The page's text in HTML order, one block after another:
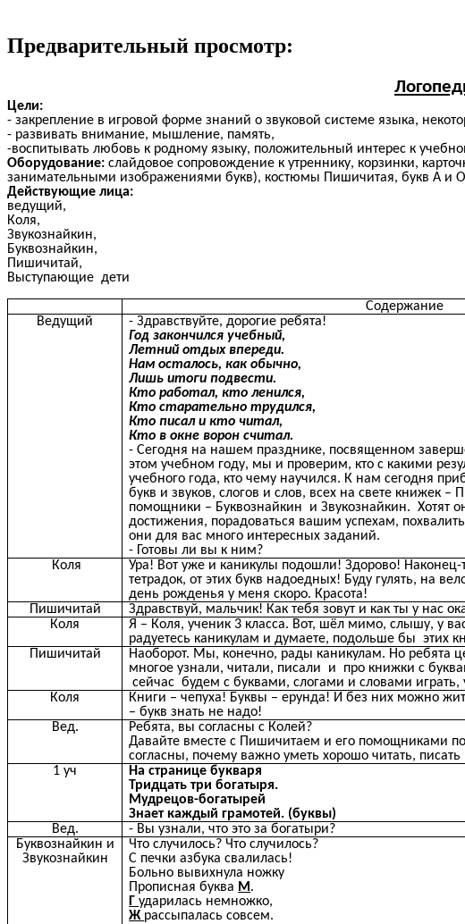
Предварительный просмотр:
Цели:
- закрепление в игровой форме знаний о звуковой системе языка,
- развивать внимание, мышление, память,
-воспитывать любовь к родному языку, положительный интерес к
Оборудование: слайдовое сопровождение к утреннику, корзинки,
занимательными изображениями букв), костюмы Пишичитая, букв А и
Действующие лица:
ведущий,
Коля,
Звукознайкин,
Буквознайкин,
Пишичитай,
Выступающие дети
Содержание
Ведущий
- Здравствуйте, дорогие ребята!
Год закончился учебный,
Летний отдых впереди.
Нам осталось, как обычно,
Лишь итоги подвести.
Кто работал, кто ленился,
Кто старательно трудился,
Кто писал и кто читал,
Кто в окне ворон считал.
- Сегодня на нашем празднике, посвященном
этом учебном году, мы и проверим, кто с какими
учебного года, кто чему научился. К нам сегодня
букв и звуков, слогов и слов, всех на свете книжек
помощники – Буквознайкин и Звукознайкин. Хотят
достижения, порадоваться вашим успехам, похвалить
они для вас много интересных заданий.
- Готовы ли вы к ним?
Коля
Ура! Вот уже и каникулы подошли! Здорово! Наконец-
тетрадок, от этих букв надоедных! Буду гулять, на
день рожденья у меня скоро. Красота!
Пишичитай
Здравствуй, мальчик! Как тебя зовут и как ты у нас
Коля
Я – Коля, ученик 3 класса. Вот, шёл мимо, слышу, у
радуетесь каникулам и думаете, подольше бы этих
Пишичитай
Наоборот. Мы, конечно, рады каникулам. Но ребята
многое узнали, читали, писали и про книжки с
сейчас будем с буквами, слогами и словами играть,
Коля
Книги – чепуха! Буквы – ерунда! И без них можно
– букв знать не надо!
Вед.
Ребята, вы согласны с Колей?
Давайте вместе с Пишичитаем и его помощниками
согласны, почему важно уметь хорошо читать, писать
1 уч
На странице букваря
Тридцать три богатыря.
Мудрецов-богатырей
Знает каждый грамотей. (буквы)
Вед.
- Вы узнали, что это за богатыри?
Буквознайкин и
Звукознайкин
Что случилось? Что случилось?
С печки азбука свалилась!
Больно вывихнула ножку
Прописная буква М.
Гударилась немножко,
Ж рассыпалась совсем.